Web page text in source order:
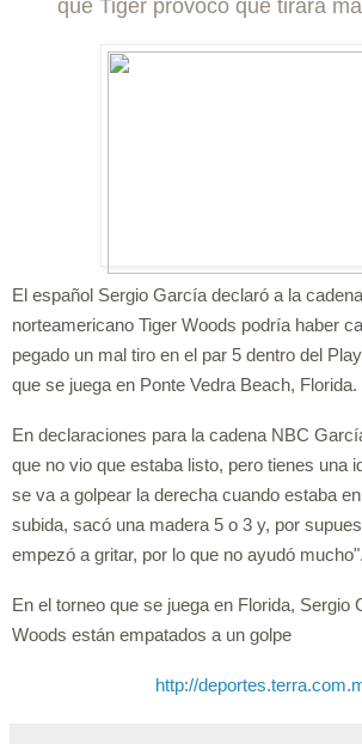
que Tiger provocó que tirará
El español Sergio García declaró a la
norteamericano Tiger Woods podría haber
pegado un mal tiro en el par 5 dentro del
que se juega en Ponte Vedra Beach, Florida.
En declaraciones para la cadena NBC
que no vio que estaba listo, pero tienes una
se va a golpear la derecha cuando estaba
subida, sacó una madera 5 o 3 y, por
empezó a gritar, por lo que no ayudó mucho".
En el torneo que se juega en Florida, Sergio
Woods están empatados a un golpe
http://